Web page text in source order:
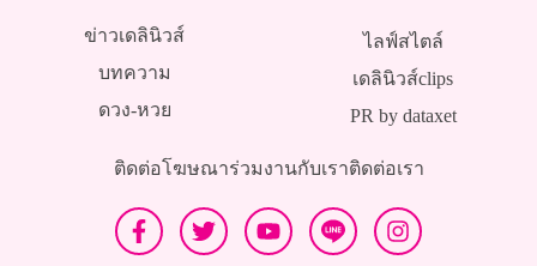
ข่าวเดลินิวส์
บทความ
ดวง-หวย
ไลฟ์สไตล์
เดลินิวส์clips
PR by dataxet
ติดต่อโฆษณาร่วมงานกับเราติดต่อเรา